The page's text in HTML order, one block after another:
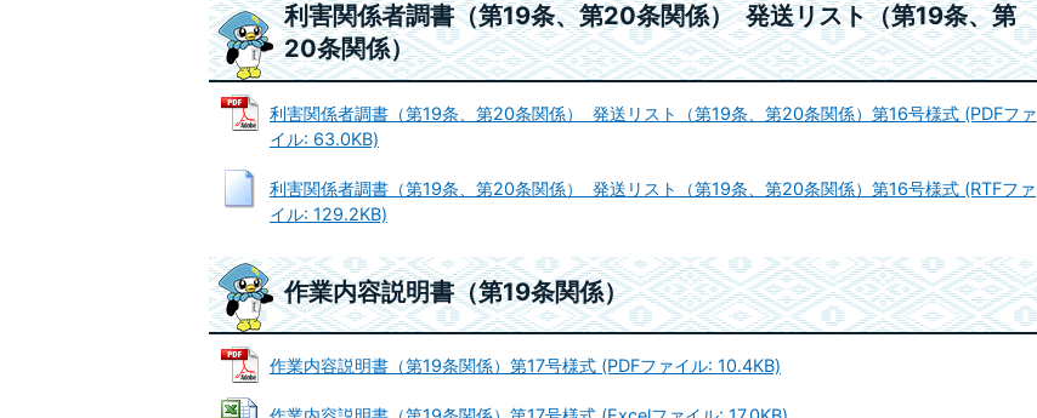
利害関係者調書（第19条、第20条関係） 発送リスト（第19条、第
20条関係）
利害関係者調書（第19条、第20条関係） 発送リスト（第19条、第20条関係）第16号様式 (PDFファ
イル: 63.0KB)
利害関係者調書（第19条、第20条関係） 発送リスト（第19条、第20条関係）第16号様式 (RTFファ
イル: 129.2KB)
作業内容説明書（第19条関係）
作業内容説明書（第19条関係）第17号様式 (PDFファイル: 10.4KB)